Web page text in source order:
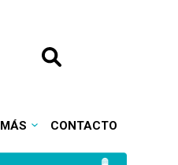
MÁS CONTACTO